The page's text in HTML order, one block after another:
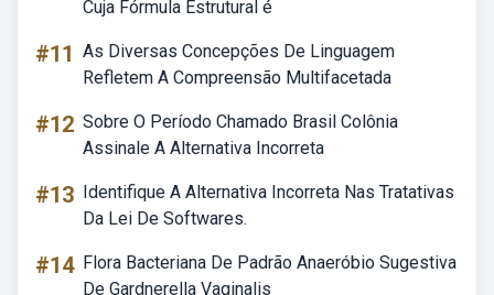
Cuja Fórmula Estrutural é
#11 As Diversas Concepções De Linguagem
Refletem A Compreensão Multifacetada
#12 Sobre O Período Chamado Brasil Colônia
Assinale A Alternativa Incorreta
#13 Identifique A Alternativa Incorreta Nas Tratativas
Da Lei De Softwares.
#14 Flora Bacteriana De Padrão Anaeróbio Sugestiva
De Gardnerella Vaginalis